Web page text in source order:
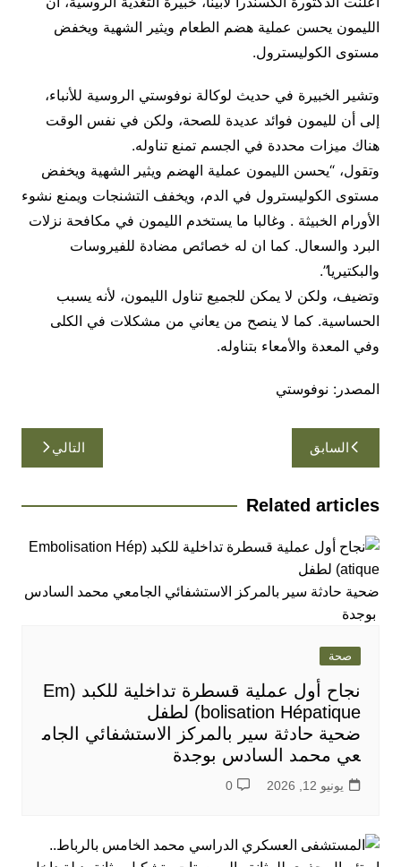
الليمون يحسن عملية هضم الطعام ويثير الشهية ويخفض
مستوى الكوليسترول.
وتشير الخبيرة في حديث لوكالة نوفوستي الروسية للأنباء،
إلى أن لليمون فوائد عديدة للصحة، ولكن في نفس الوقت
هناك ميزات محددة في الجسم تمنع تناوله.
وتقول، “يحسن الليمون عملية الهضم ويثير الشهية ويخفض
مستوى الكوليسترول في الدم، ويخفف التشنجات ويمنع نشوء
الأورام الخبيثة . وغالبا ما يستخدم الليمون في مكافحة نزلات
البرد والسعال. كما ان له خصائص مضادة للفيروسات
والبكتيريا”.
وتضيف، ولكن لا يمكن للجميع تناول الليمون، لأنه يسبب
الحساسية. كما لا ينصح من يعاني من مشكلات في الكلى
وفي المعدة والأمعاء بتناوله.
المصدر: نوفوستي
تصفّح
المقالات
السابق التالي
Related articles
صحة
نجاح أول عملية قسطرة تداخلية للكبد (Em
bolisation Hépatique) لطفل
ضحية حادثة سير بالمركز الاستشفائي الجام
عي محمد السادس بوجدة
يونيو 12, 2026 0